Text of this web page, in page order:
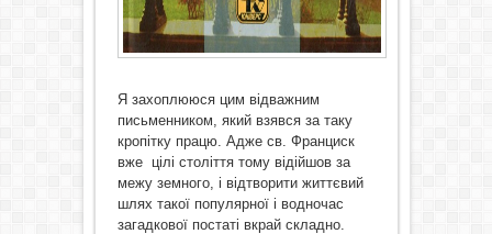
Я захоплююся цим відважним
письменником, який взявся за таку
кропітку працю. Адже св. Франциск
вже цілі століття тому відійшов за
межу земного, і відтворити життєвий
шлях такої популярної і водночас
загадкової постаті вкрай складно.